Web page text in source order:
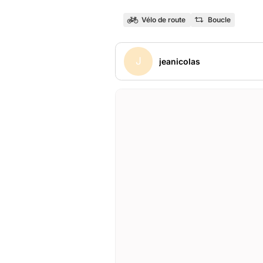
Vélo de route Boucle
J jeanicolas